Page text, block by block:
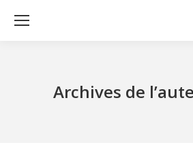
Archives de